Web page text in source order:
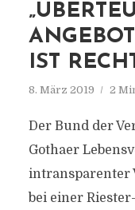
IST
8. März 2019 2
Der Bund der
Gothaer
intransparenter
bei einer